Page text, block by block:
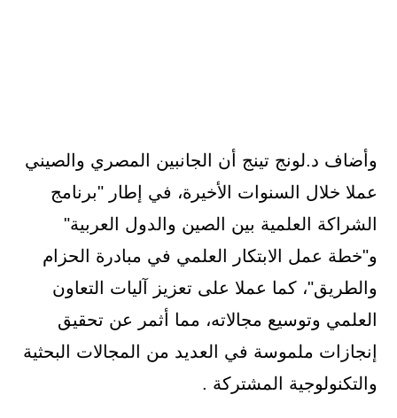
وأضاف د.لونج تينج أن الجانبين المصري والصيني
عملا خلال السنوات الأخيرة، في إطار "برنامج
الشراكة العلمية بين الصين والدول العربية"
و"خطة عمل الابتكار العلمي في مبادرة الحزام
والطريق"، كما عملا على تعزيز آليات التعاون
العلمي وتوسيع مجالاته، مما أثمر عن تحقيق
إنجازات ملموسة في العديد من المجالات البحثية
والتكنولوجية المشتركة .